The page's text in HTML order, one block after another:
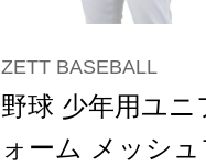
ZETT BASEBALL
野球 少年用ユニ
ォーム メッシ